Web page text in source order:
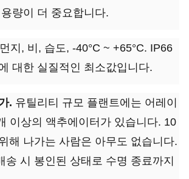
량이 더 중요합니다.
지, 비, 습도, -40°C ~ +65°C. IP66
대한 실질적인 최소값입니다.
. 유틸리티 규모 플랜트에는 어레이
이상의 액추에이터가 있습니다. 10
해 나가는 사람은 아무도 없습니다.
송 시 봉인된 상태로 수명 종료까지